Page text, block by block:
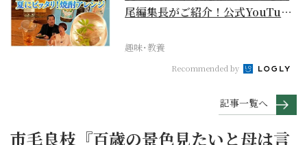
尾編集長がご紹介！公式YouTube
趣味･教養
Recommended by
記事一覧へ
市毛良枝『百歳の景色見たいと母は言